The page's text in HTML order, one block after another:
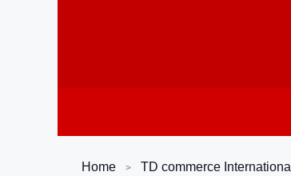
Home TD commerce International